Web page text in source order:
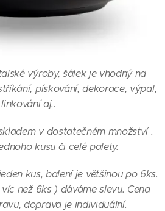
výroby, šálek je vhodný na
pískování, dekorace, výpal,
linkování aj..
v dostatečném množství .
kusu či celé palety.
kus, balení je většinou po 6ks.
než 6ks ) dáváme slevu. Cena
doprava je individuální.